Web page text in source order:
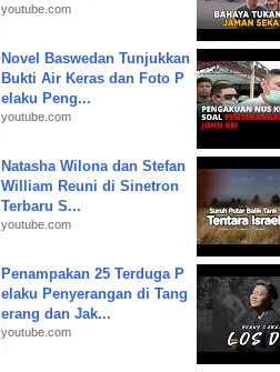
youtube.com
Novel Baswedan Tunjukkan
Bukti Air Keras dan Foto P
elaku Peng...
youtube.com
Natasha Wilona dan Stefan
William Reuni di Sinetron
Terbaru S...
youtube.com
Penampakan 25 Terduga P
elaku Penyerangan di Tang
erang dan Jak...
youtube.com